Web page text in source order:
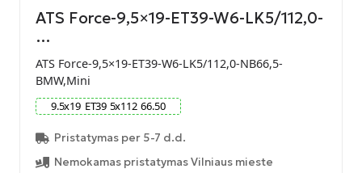
ATS Force-9,5×19-ET39-W6-LK5/112,0-
…
ATS Force-9,5×19-ET39-W6-LK5/112,0-NB66,5-
BMW,Mini
9.5x19 ET39 5x112 66.50
Pristatymas per 5-7 d.d.
Nemokamas pristatymas Vilniaus mieste